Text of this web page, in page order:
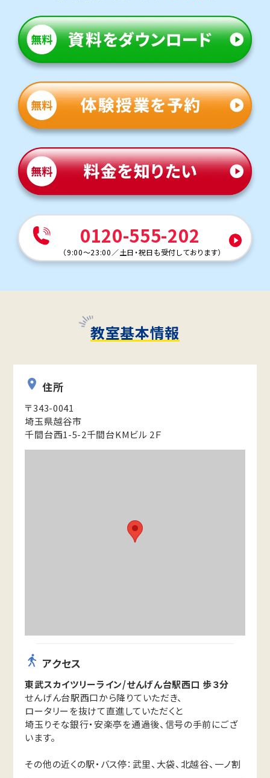
0120-555-202
（9:00～23:00 ／土日・祝日も受付しております）
教室基本情報
住所
〒343-0041
埼玉県越谷市
千間台西1-5-2千間台KMビル 2Ｆ
アクセス
東武スカイツリーライン/せんげん台駅西口 歩３分
せんげん台駅西口から降りていただき、
ロータリーを抜けて直進していただくと
埼玉りそな銀行・安楽亭を通過後、信号の手前にござ
います。
その他の近くの駅・バス停：武里、大袋、北越谷、一ノ割